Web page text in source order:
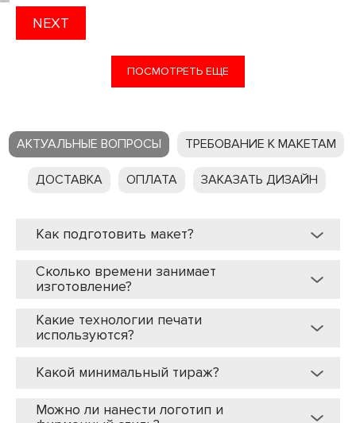
NEXT
ПОСМОТРЕТЬ ЕЩЕ
АКТУАЛЬНЫЕ ВОПРОСЫ ТРЕБОВАНИЕ К МАКЕТАМ
ДОСТАВКА ОПЛАТА ЗАКАЗАТЬ ДИЗАЙН
Как подготовить макет?
Сколько времени занимает
изготовление?
Какие технологии печати
используются?
Какой минимальный тираж?
Можно ли нанести логотип и